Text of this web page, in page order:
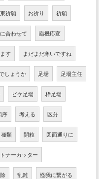
祈願 お祈り 祈願
合わせて 臨機応変
す まだまだ寒いですね
しょうか 足場 足場主任
ビケ足場 枠足場
序 考える 区分
種類 開粒 図面通りに
ナーカッター
乱雑 怪我に繋がる